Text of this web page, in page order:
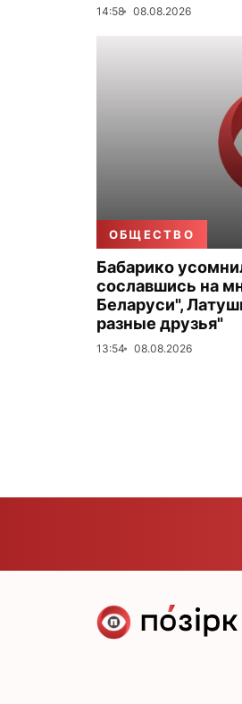
14:58 08.08.2026
ОБЩЕСТВО
Бабарико
сославшись на
Беларуси",
разные друзья"
13:54 08.08.2026